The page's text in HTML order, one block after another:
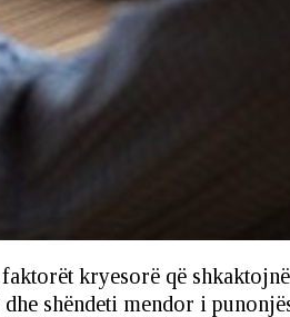
kryesorë që
shëndeti mendor i